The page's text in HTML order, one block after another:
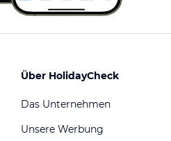
Über HolidayCheck
Das Unternehmen
Unsere Werbung